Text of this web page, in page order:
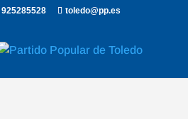
925285528 toledo@pp.es